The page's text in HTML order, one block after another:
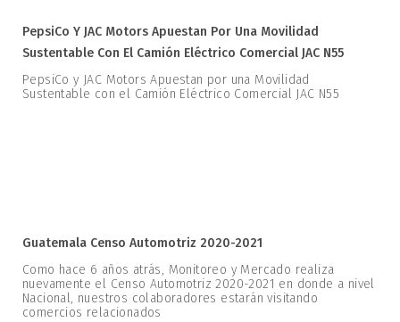
PepsiCo Y JAC Motors Apuestan Por Una Movilidad
Sustentable Con El Camión Eléctrico Comercial JAC N55
PepsiCo y JAC Motors Apuestan por una Movilidad
Sustentable con el Camión Eléctrico Comercial JAC N55
Guatemala Censo Automotriz 2020-2021
Como hace 6 años atrás, Monitoreo y Mercado realiza
nuevamente el Censo Automotriz 2020-2021 en donde a nivel
Nacional, nuestros colaboradores estarán visitando
comercios relacionados